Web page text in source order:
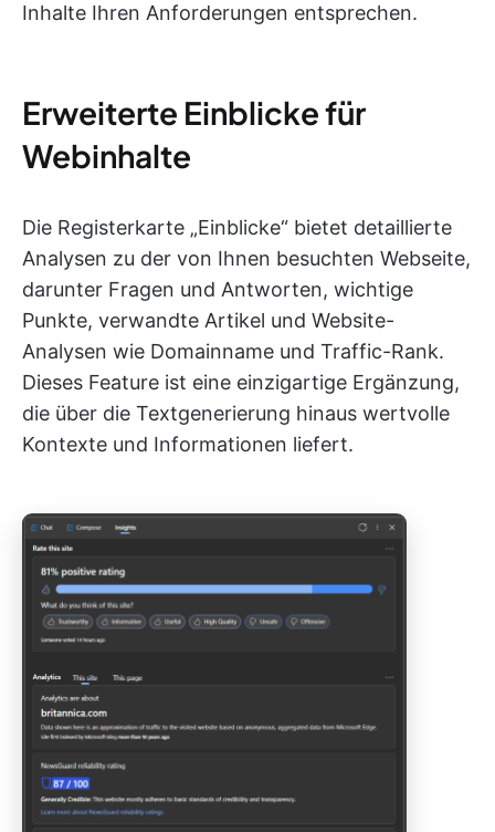
Inhalte Ihren Anforderungen entsprechen.
Erweiterte Einblicke für
Webinhalte
Die Registerkarte „Einblicke“ bietet detaillierte
Analysen zu der von Ihnen besuchten Webseite,
darunter Fragen und Antworten, wichtige
Punkte, verwandte Artikel und Website-
Analysen wie Domainname und Traffic-Rank.
Dieses Feature ist eine einzigartige Ergänzung,
die über die Textgenerierung hinaus wertvolle
Kontexte und Informationen liefert.